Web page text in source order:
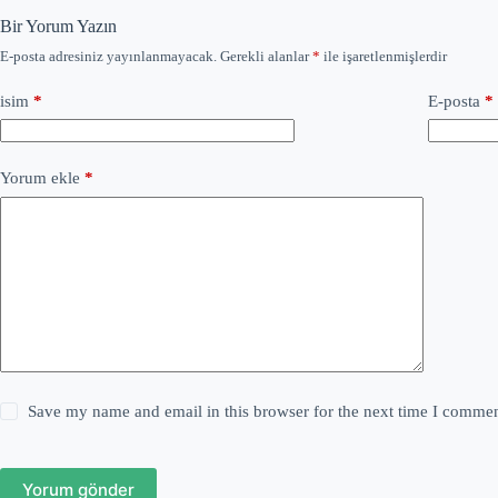
Bir Yorum Yazın
E-posta adresiniz yayınlanmayacak. Gerekli alanlar* ile işaretlenmişlerdir
isim * E-posta *
Yorum ekle *
Save my name and email in this browser for the next time I
Yorum gönder